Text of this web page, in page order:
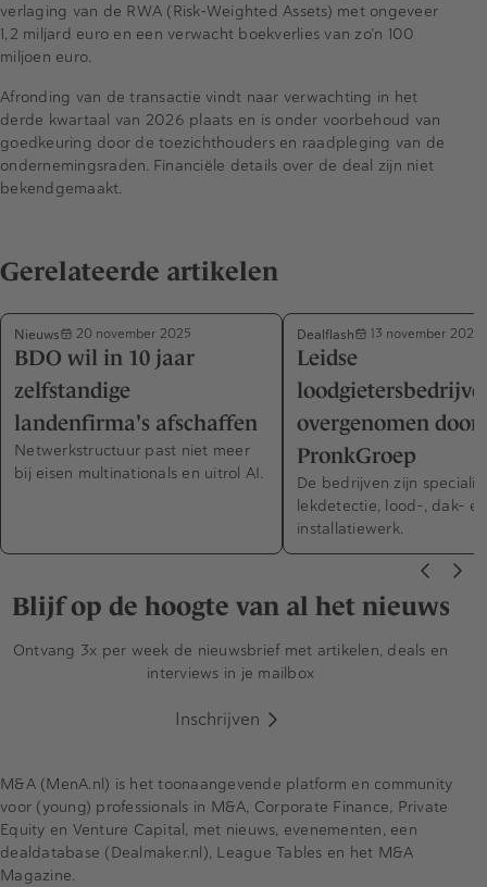
verlaging van de RWA (Risk‑Weighted Assets) met ongeveer
1,2 miljard euro en een verwacht boekverlies van zo’n 100
miljoen euro.
Afronding van de transactie vindt naar verwachting in het
derde kwartaal van 2026 plaats en is onder voorbehoud van
goedkeuring door de toezichthouders en raadpleging van de
ondernemingsraden. Financiële details over de deal zijn niet
bekendgemaakt.
Gerelateerde artikelen
Nieuws 20 november 2025
BDO wil in 10 jaar
zelfstandige
landenfirma's afschaffen
Netwerkstructuur past niet meer
bij eisen multinationals en uitrol AI.
Dealflash 13 november 2025
Leidse
overgenomen door
PronkGroep
De bedrijven zijn
lekdetectie, lood-, dak- en
installatiewerk.
Blijf op de hoogte van al het nieuws
Ontvang 3x per week de nieuwsbrief met artikelen, deals en
interviews in je mailbox
Inschrijven
M&A (MenA.nl) is het toonaangevende platform en community
voor (young) professionals in M&A, Corporate Finance, Private
Equity en Venture Capital, met nieuws, evenementen, een
dealdatabase (Dealmaker.nl), League Tables en het M&A
Magazine.